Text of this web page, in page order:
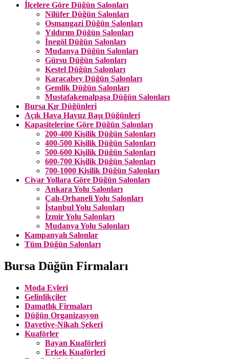
İlçelere Göre Düğün Salonları
Nilüfer Düğün Salonları
Osmangazi Düğün Salonları
Yıldırım Düğün Salonları
İnegöl Düğün Salonları
Mudanya Düğün Salonları
Gürsu Düğün Salonları
Kestel Düğün Salonları
Karacabey Düğün Salonları
Gemlik Düğün Salonları
Mustafakemalpaşa Düğün Salonları
Bursa Kır Düğünleri
Açık Hava Havuz Başı Düğünleri
Kapasitelerine Göre Düğün Salonları
200-400 Kişilik Düğün Salonları
400-500 Kişilik Düğün Salonları
500-600 Kişilik Düğün Salonları
600-700 Kişilik Düğün Salonları
700-1000 Kişilik Düğün Salonları
Civar Yollara Göre Düğün Salonları
Ankara Yolu Salonları
Çalı-Orhaneli Yolu Salonları
İstanbul Yolu Salonları
İzmir Yolu Salonları
Mudanya Yolu Salonları
Kampanyalı Salonlar
Tüm Düğün Salonları
Bursa Düğün Firmaları
Moda Evleri
Gelinlikçiler
Damatlık Firmaları
Düğün Organizasyon
Davetiye-Nikah Şekeri
Kuaförler
Bayan Kuaförleri
Erkek Kuaförleri